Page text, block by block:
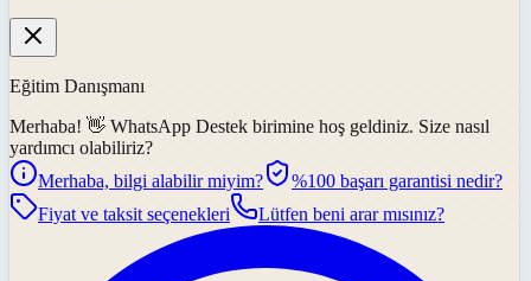
Eğitim Danışmanı
Merhaba! 👋 WhatsApp Destek birimine hoş geldiniz. Size nasıl
yardımcı olabiliriz?
Merhaba, bilgi alabilir miyim?
%100 başarı garantisi nedir?
Fiyat ve taksit seçenekleri
Lütfen beni arar mısınız?